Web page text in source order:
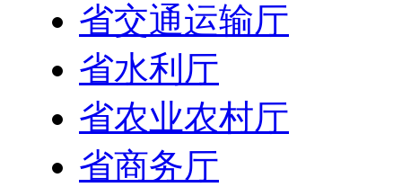
省交通运输厅
省水利厅
省农业农村厅
省商务厅